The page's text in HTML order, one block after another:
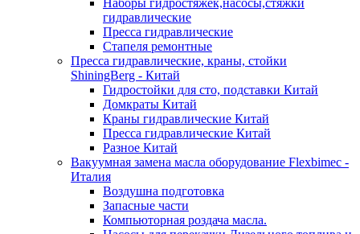
Наборы гидростяжек,насосы,стяжки
гидравлические
Пресса гидравлические
Стапеля ремонтные
Пресса гидравлические, краны, стойки
ShiningBerg - Китай
Гидростойки для сто, подставки Китай
Домкраты Китай
Краны гидравлические Китай
Пресса гидравлические Китай
Разное Китай
Вакуумная замена масла оборудование Flexbimeс -
Италия
Воздушна подготовка
Запасные части
Компьюторная роздача масла.